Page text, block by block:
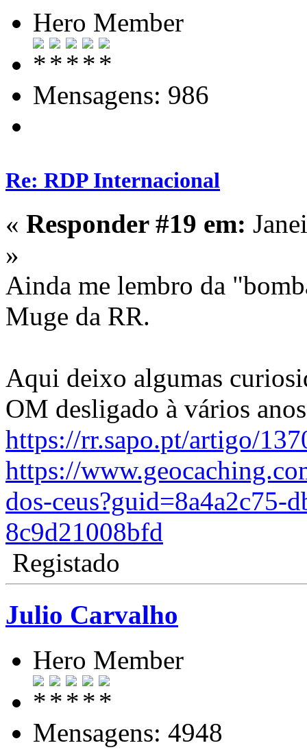
Hero Member
Mensagens: 986
Re: RDP Internacional
« Responder #19 em:
»
Ainda me lembro da
Muge da RR.
Aqui deixo algumas
OM desligado à vários
https://rr.sapo.pt/artigo/
https://
dos-ceus?guid=8a4a2c75-
8c9d21008bfd
Registado
Julio Carvalho
Hero Member
Mensagens: 4948